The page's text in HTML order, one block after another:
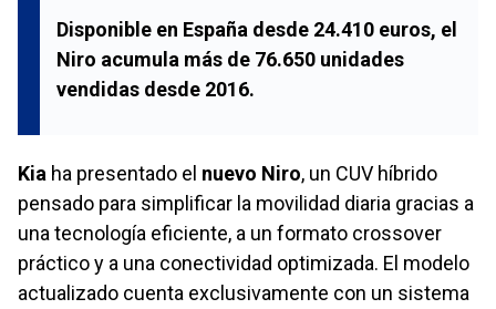
Disponible en España desde 24.410 euros, el
Niro acumula más de 76.650 unidades
vendidas desde 2016.
Kia ha presentado el nuevo Niro, un CUV híbrido
pensado para simplificar la movilidad diaria gracias a
una tecnología eficiente, a un formato crossover
práctico y a una conectividad optimizada. El modelo
actualizado cuenta exclusivamente con un sistema